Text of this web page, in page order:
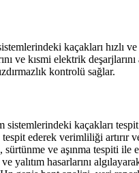
kaçakları hızlı
ve kısmi elektrik deşarjlarını
kontrolü sağlar.
sistemlerindeki kaçakları
ederek verimliliği artırır
ve aşınma tespiti ile
yalıtım hasarlarını